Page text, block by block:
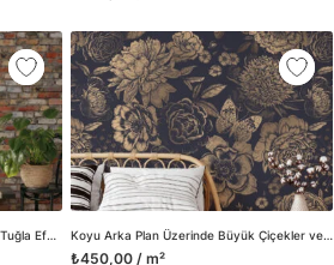
Tuğla Duvar Duvar Kağıdı, Vintage Tuğla Efekt Duvar Posteri Koyu Arka Plan Üzerinde Büyük Çiçekler ve Kelebekler Vintage Tarzı Duvar Kağıdı, Lüks Altın Çiçekli Duvar Posteri
₺450,00 / m²
Duvar tasarımının önemini
alanı olduğunu kabul
yelpazemizi sürekli genişletiyor ve
yanı sıra yeni trendlerin oluşumunda
olursa bizimle iletişime